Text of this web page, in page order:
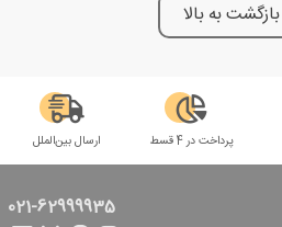
بازگشت به بالا
پرداخت در 4 قسط ارسال بین‌الملل
021-62999935